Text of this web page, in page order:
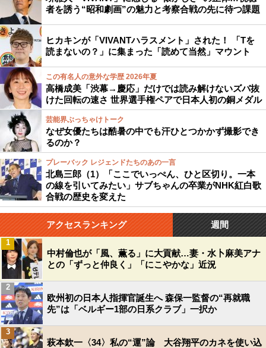
者を誘う“昭和劇画”の魅力と考察合戦の先に待つ課題
ヒカキンが「VIVANTハラスメント」された！ 「Tを
読まないの？」に集まった「読めて当然」マウント
この有名人の意外な学歴 2026年夏
高橋成美「渋幕→慶応」だけでは読み解けないズバ抜
けた回転の速さ 世界選手権ペアで日本人初の銅メダル
芸能界ぶっちゃけトーク
なぜ女優たちは酷暑の中でも汗ひとつかかず撮影でき
るのか？
プレーバック レジェンドたちのあの一言
北島三郎（1）「ここでいっぺん、ひと区切り。一本
の線を引いてみたい」サブちゃんの卒業がNHK紅白歌
合戦の歴史を変えた
アクセスランキング 週間
中村倫也が「風、薫る」に大貢献…妻・水卜麻美アナ
との「ずっと仲良く」「にこやかな」近況
1
欧州初の日本人指揮官誕生へ 森保一監督の“再就職
先”は「ベルギー1部の日系クラブ」一択か
2
萩本欽一〈34〉私の“運”論 大谷翔平のカネを使い込
3